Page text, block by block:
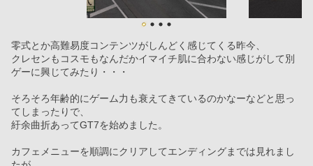
零式とか高難易度コンテンツがしんどく感じてくる昨今、
クレセンもコスモもなんだかイマイチ肌に合わない感じがして別
ゲーに興じてみたり・・・
そろそろ年齢的にゲーム力も衰えてきているのかなーなどと思っ
てしまったりで、
紆余曲折あってGT7を始めました。
カフェメニューを順調にクリアしてエンディングまでは見れまし